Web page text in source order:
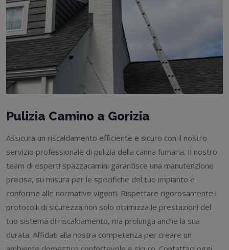
Pulizia Camino a Gorizia
Assicura un riscaldamento efficiente e sicuro con il nostro
servizio professionale di pulizia della canna fumaria. Il nostro
team di esperti spazzacamini garantisce una manutenzione
precisa, su misura per le specifiche del tuo impianto e
conforme alle normative vigenti. Rispettare rigorosamente i
protocolli di sicurezza non solo ottimizza le prestazioni del
tuo sistema di riscaldamento, ma prolunga anche la sua
durata. Affidati alla nostra competenza per creare un